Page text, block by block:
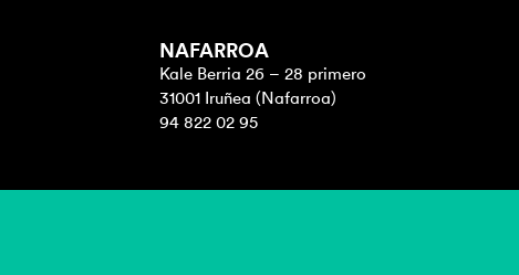
NAFARROA
Kale Berria 26 – 28 primero
31001 Iruñea (Nafarroa)
94 822 02 95